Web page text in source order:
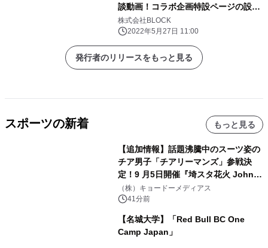
談動画！コラボ企画特設ページの設置
も！
株式会社BLOCK
2022年5月27日 11:00
発行者のリリースをもっと見る
スポーツの新着 もっと見る
【追加情報】話題沸騰中のスーツ姿の
チア男子「チアリーマンズ」参戦決
定！9 月5日開催『埼スタ花火 John
Williams Fireworks 2026』を大迫力
のパフォーマンスで熱く盛り上げる！
（株）キョードーメディアス
41分前
【名城大学】「Red Bull BC One
Camp Japan」